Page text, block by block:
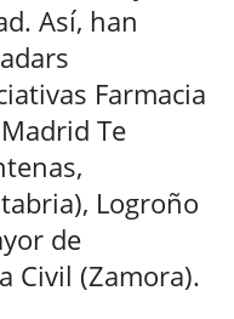
Así, han
Farmacia
Te
Logroño
de
Civil (Zamora).